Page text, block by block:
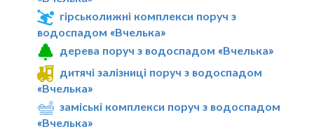
гірськолижні комплекси поруч з
водоспадом «Вчелька»
дерева поруч з водоспадом «Вчелька»
дитячі залізниці поруч з водоспадом
«Вчелька»
заміські комплекси поруч з водоспадом
«Вчелька»